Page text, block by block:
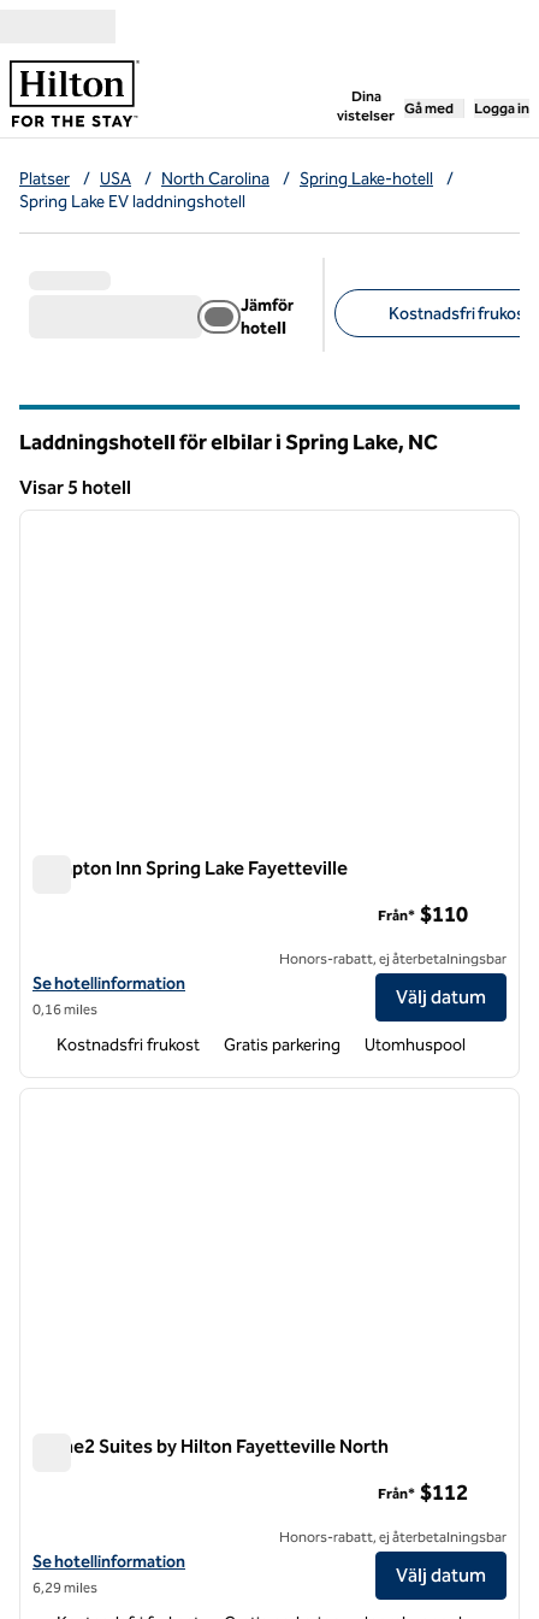
Dina
vistelser
,öppnar ny flik
Gå med Logga in
Platser / USA / North Carolina / Spring Lake-hotell
/
Spring Lake EV laddningshotell
Jämför
hotell
Kostnadsfri frukost
Laddningshotell för elbilar i Spring Lake, NC
Visar 5 hotell
Visar 5 hotell
1 av 12
nästa
Hampton Inn Spring Lake Fayetteville
Visa hotelldetaljer för Hampton Inn Spring Lake Fayetteville
Se hotellinformation
0,16 miles
Från* $110
Honors-rabatt, ej återbetalningsbar
Välj datum
Kostnadsfri frukost Gratis parkering Utomhuspool
1 av 12
nästa
Home2 Suites by Hilton Fayetteville North
Visa hotelluppgifter för Home2 Suites by Hilton Fayetteville North
Se hotellinformation
6,29 miles
Från* $112
Honors-rabatt, ej återbetalningsbar
Välj datum